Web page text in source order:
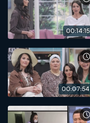
00:14:15
00:07:54